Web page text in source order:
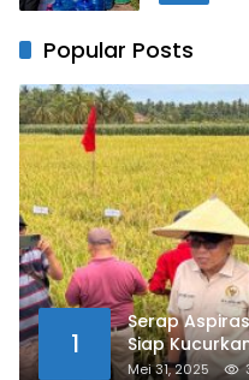
Popular Posts
1
Serap
Siap
Kalukku
Mei 31, 2025